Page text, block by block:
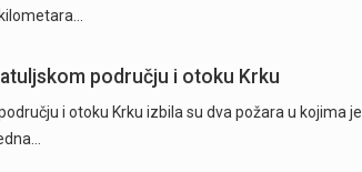
području i otoku Krku
i otoku Krku izbila su dva požara u kojima je